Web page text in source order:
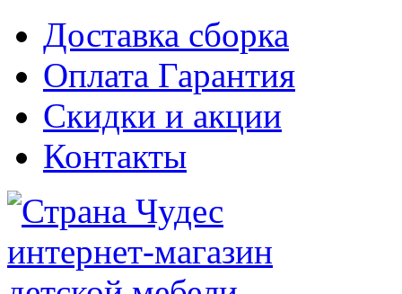
Доставка сборка
Оплата Гарантия
Скидки и акции
Контакты